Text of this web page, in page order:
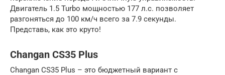
Двигатель 1.5 Turbo мощностью 177 л.с. позволяет
разгоняться до 100 км/ч всего за 7.9 секунды.
Представь, как это круто!
Changan CS35 Plus
Changan CS35 Plus – это бюджетный вариант с